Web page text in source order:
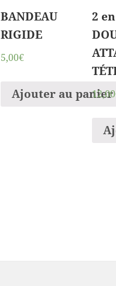
BANDEAU
RIGIDE
5,00€
Ajouter au panier
2